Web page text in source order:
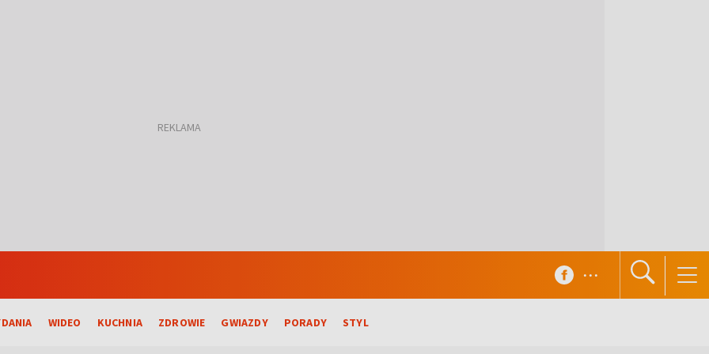
WIDEO KUCHNIA ZDROWIE GWIAZDY PORADY STYL
...